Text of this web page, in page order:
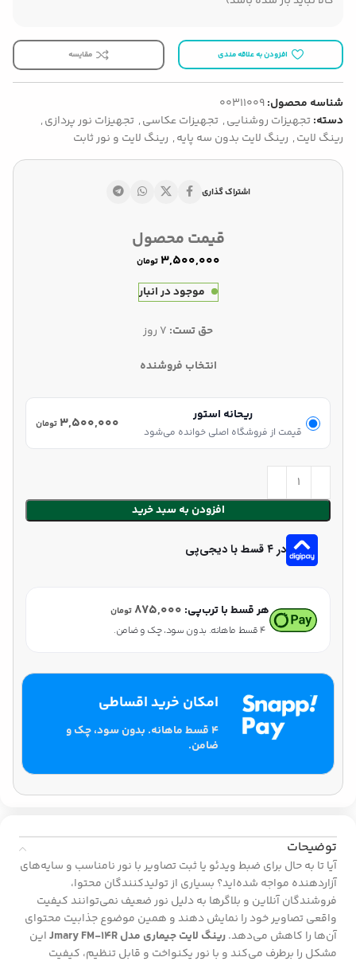
افزودن به علاقه مندی مقایسه
شناسه محصول:00311009
دسته:تجهیزات روشنایی, تجهیزات عکاسی, تجهیزات نور پردازی,
رینگ لایت, رینگ لایت بدون سه پایه, رینگ لایت و نور ثابت
اشتراک گذاری
قیمت محصول
تومان
موجود در انبار
حق تست:
انتخاب فروشنده
ریحانه استور
قیمت از فروشگاه اصلی خوانده می‌شود ۳,۵۰۰,۰۰۰ تومان
افزودن به سبد خرید
در ۴ قسط با دیجی‌پی
هر قسط با ترب‌پی: ۸۷۵,۰۰۰تومان
۴ قسط ماهانه. بدون سود، چک و ضامن.
امکان خرید اقساطی
۴ قسط ماهانه. بدون سود، چک و
ضامن.
توضیحات
آیا تا به حال برای ضبط ویدئو یا ثبت تصاویر با نور نامناسب و سایه‌های
آزاردهنده مواجه شده‌اید؟ بسیاری از تولیدکنندگان محتوا،
فروشندگان آنلاین و بلاگرها به دلیل نور ضعیف نمی‌توانند کیفیت
واقعی تصاویر خود را نمایش دهند و همین موضوع جذابیت محتوای
آن‌ها را کاهش می‌دهد.رینگ لایت جیماری مدل Jmary FM-14R
این
مشکل را برطرف می‌کند و با نور یکنواخت و قابل تنظیم، کیفیت